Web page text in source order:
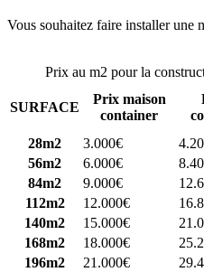
Vous souhaitez faire installer une
Prix au m2 pour la
SURFACE
Prix maison
container
28m2
3.000€
56m2
6.000€
84m2
9.000€
112m2
12.000€
140m2
15.000€
168m2
18.000€
196m2
21.000€